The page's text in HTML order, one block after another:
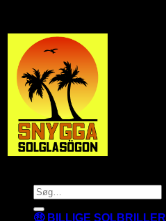
Søg
efter:
🤑 BILLIGE SOLBRILLER